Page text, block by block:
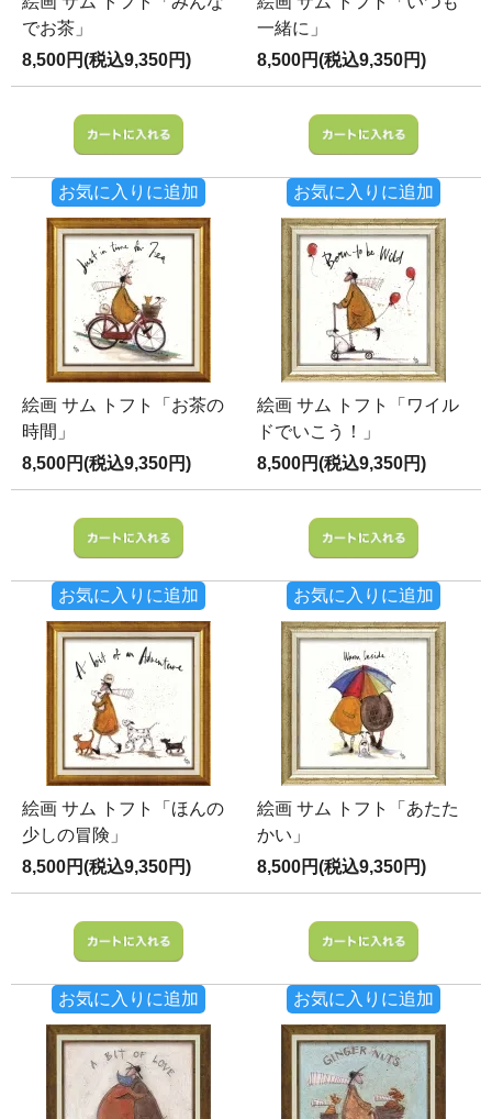
でお茶」
8,500円(税込9,350円)
お気に入りに追加
一緒に」
8,500円(税込9,350円)
お気に入りに追加
絵画 サム トフト「お茶の
時間」
8,500円(税込9,350円)
お気に入りに追加
絵画 サム トフト「ワイル
ドでいこう！」
8,500円(税込9,350円)
お気に入りに追加
絵画 サム トフト「ほんの
少しの冒険」
8,500円(税込9,350円)
お気に入りに追加
絵画 サム トフト「あたた
かい」
8,500円(税込9,350円)
お気に入りに追加